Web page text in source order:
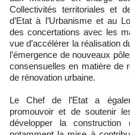
Collectivités territoriales et
d’Etat à l’Urbanisme et au
des concertations avec les
vue d’accélérer la réalisation
l’émergence de nouveaux
consensuelles en matière de
de rénovation urbaine.
Le Chef de l’Etat a
promouvoir et de soutenir
développer la construction